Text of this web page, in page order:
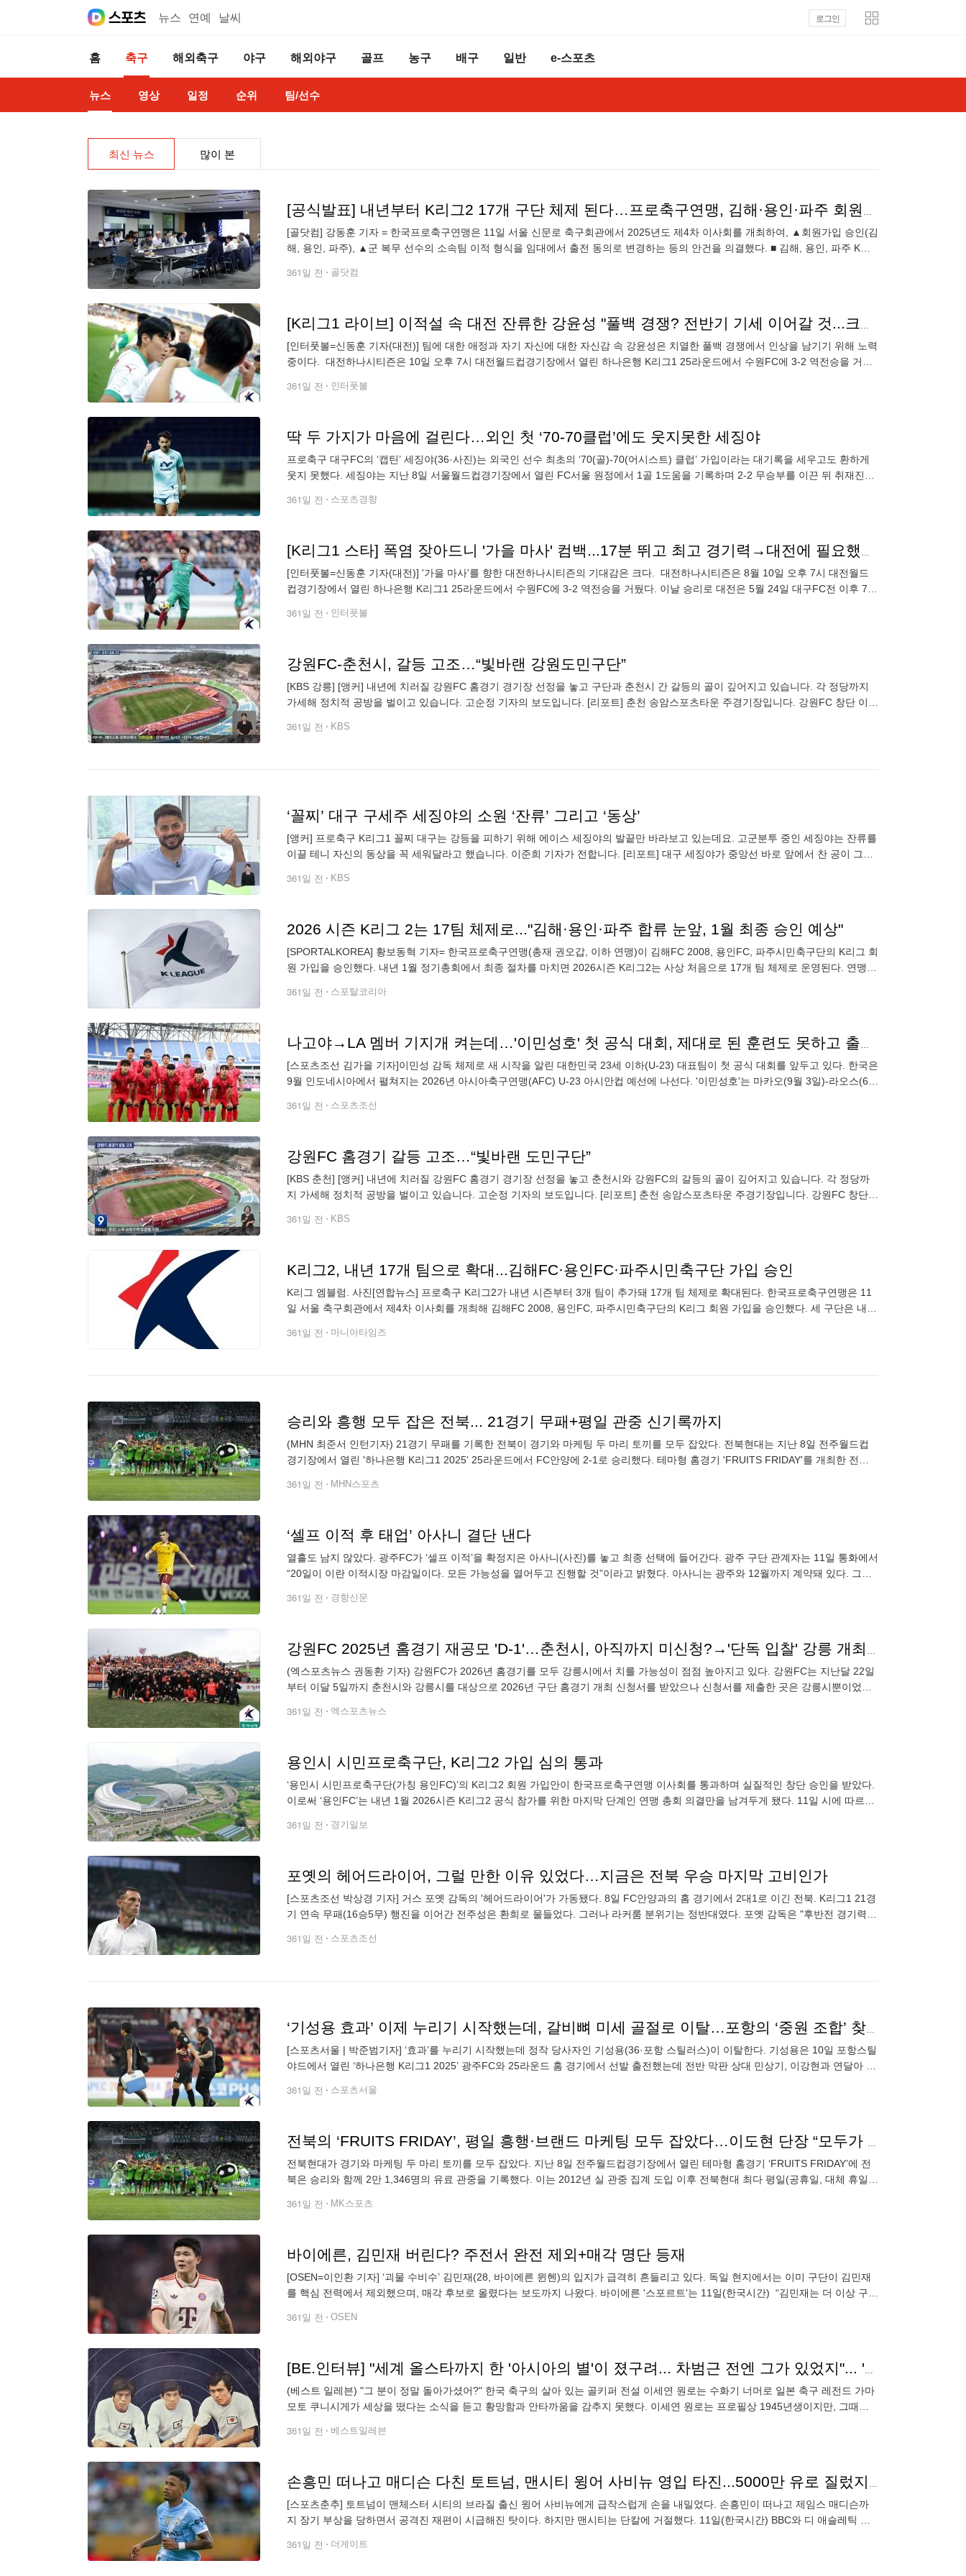
뉴스 연예 날씨 로그인
홈 축구 해외축구 야구 해외야구 골프 농구 배구 일반 e-스포츠
뉴스 영상 일정 순위 팀/선수
최신 뉴스 많이 본
[공식발표] 내년부터 K리그2 17개 구단 체제 된다…프로축구연맹, 김해·용인·파주 회원가입 승인
[골닷컴] 강동훈 기자 = 한국프로축구연맹은 11일 서울 신문로 축구회관에서 2025년도 제4차 이사회를 개최하여, ▲회원가입 승인(김
해, 용인, 파주), ▲군 복무 선수의 소속팀 이적 형식을 임대에서 출전 동의로 변경하는 등의 안건을 의결했다. ■ 김해, 용인, 파주 K리
361일 전 골닷컴
[K리그1 라이브] 이적설 속 대전 잔류한 강윤성 "풀백 경쟁? 전반기 기세 이어갈 것...크로스 좋아졌다"
[인터풋볼=신동훈 기자(대전)] 팀에 대한 애정과 자기 자신에 대한 자신감 속 강윤성은 치열한 풀백 경쟁에서 인상을 남기기 위해 노력
중이다. 대전하나시티즌은 10일 오후 7시 대전월드컵경기장에서 열린 하나은행 K리그1 25라운드에서 수원FC에 3-2 역전승을 거뒀
361일 전 인터풋볼
딱 두 가지가 마음에 걸린다…외인 첫 ‘70-70클럽’에도 웃지못한 세징야
프로축구 대구FC의 ‘캡틴’ 세징야(36·사진)는 외국인 선수 최초의 ‘70(골)-70(어시스트) 클럽’ 가입이라는 대기록을 세우고도 환하게
웃지 못했다. 세징야는 지난 8일 서울월드컵경기장에서 열린 FC서울 원정에서 1골 1도움을 기록하며 2-2 무승부를 이끈 뒤 취재진과
361일 전 스포츠경향
[K리그1 스타] 폭염 잦아드니 '가을 마사' 컴백...17분 뛰고 최고 경기력→대전에 필요했던 역할
[인터풋볼=신동훈 기자(대전)] '가을 마사'를 향한 대전하나시티즌의 기대감은 크다. 대전하나시티즌은 8월 10일 오후 7시 대전월드
컵경기장에서 열린 하나은행 K리그1 25라운드에서 수원FC에 3-2 역전승을 거뒀다. 이날 승리로 대전은 5월 24일 대구FC전 이후 78
361일 전 인터풋볼
강원FC-춘천시, 갈등 고조…“빛바랜 강원도민구단”
[KBS 강릉] [앵커] 내년에 치러질 강원FC 홈경기 경기장 선정을 놓고 구단과 춘천시 간 갈등의 골이 깊어지고 있습니다. 각 정당까지
가세해 정치적 공방을 벌이고 있습니다. 고순정 기자의 보도입니다. [리포트] 춘천 송암스포츠타운 주경기장입니다. 강원FC 창단 이후
361일 전 KBS
‘꼴찌’ 대구 구세주 세징야의 소원 ‘잔류’ 그리고 ‘동상’
[앵커] 프로축구 K리그1 꼴찌 대구는 강등을 피하기 위해 에이스 세징야의 발끝만 바라보고 있는데요. 고군분투 중인 세징야는 잔류를
이끌 테니 자신의 동상을 꼭 세워달라고 했습니다. 이준희 기자가 전합니다. [리포트] 대구 세징야가 중앙선 바로 앞에서 찬 공이 그대
361일 전 KBS
2026 시즌 K리그 2는 17팀 체제로..."김해·용인·파주 합류 눈앞, 1월 최종 승인 예상"
[SPORTALKOREA] 황보동혁 기자= 한국프로축구연맹(총재 권오갑, 이하 연맹)이 김해FC 2008, 용인FC, 파주시민축구단의 K리그 회
원 가입을 승인했다. 내년 1월 정기총회에서 최종 절차를 마치면 2026시즌 K리그2는 사상 처음으로 17개 팀 체제로 운영된다. 연맹은
361일 전 스포탈코리아
나고야→LA 멤버 기지개 켜는데…'이민성호' 첫 공식 대회, 제대로 된 훈련도 못하고 출격하나
[스포츠조선 김가을 기자]이민성 감독 체제로 새 시작을 알린 대한민국 23세 이하(U-23) 대표팀이 첫 공식 대회를 앞두고 있다. 한국은
9월 인도네시아에서 펼쳐지는 2026년 아시아축구연맹(AFC) U-23 아시안컵 예선에 나선다. '이민성호'는 마카오(9월 3일)-라오스(6
361일 전 스포츠조선
강원FC 홈경기 갈등 고조…“빛바랜 도민구단”
[KBS 춘천] [앵커] 내년에 치러질 강원FC 홈경기 경기장 선정을 놓고 춘천시와 강원FC의 갈등의 골이 깊어지고 있습니다. 각 정당까
지 가세해 정치적 공방을 벌이고 있습니다. 고순정 기자의 보도입니다. [리포트] 춘천 송암스포츠타운 주경기장입니다. 강원FC 창단
361일 전 KBS
K리그2, 내년 17개 팀으로 확대...김해FC·용인FC·파주시민축구단 가입 승인
K리그 엠블럼. 사진[연합뉴스] 프로축구 K리그2가 내년 시즌부터 3개 팀이 추가돼 17개 팀 체제로 확대된다. 한국프로축구연맹은 11
일 서울 축구회관에서 제4차 이사회를 개최해 김해FC 2008, 용인FC, 파주시민축구단의 K리그 회원 가입을 승인했다. 세 구단은 내년
361일 전 마니아타임즈
승리와 흥행 모두 잡은 전북... 21경기 무패+평일 관중 신기록까지
(MHN 최준서 인턴기자) 21경기 무패를 기록한 전북이 경기와 마케팅 두 마리 토끼를 모두 잡았다. 전북현대는 지난 8일 전주월드컵
경기장에서 열린 '하나은행 K리그1 2025' 25라운드에서 FC안양에 2-1로 승리했다. 테마형 홈경기 'FRUITS FRIDAY'를 개최한 전북
361일 전 MHN스포츠
‘셀프 이적 후 태업’ 아사니 결단 낸다
열흘도 남지 않았다. 광주FC가 ‘셀프 이적’을 확정지은 아사니(사진)를 놓고 최종 선택에 들어간다. 광주 구단 관계자는 11일 통화에서
“20일이 이란 이적시장 마감일이다. 모든 가능성을 열어두고 진행할 것”이라고 밝혔다. 아사니는 광주와 12월까지 계약돼 있다. 그러
361일 전 경향신문
강원FC 2025년 홈경기 재공모 'D-1'…춘천시, 아직까지 미신청?→'단독 입찰' 강릉 개최 가능성 UP
(엑스포츠뉴스 권동환 기자) 강원FC가 2026년 홈경기를 모두 강릉시에서 치를 가능성이 점점 높아지고 있다. 강원FC는 지난달 22일
부터 이달 5일까지 춘천시와 강릉시를 대상으로 2026년 구단 홈경기 개최 신청서를 받았으나 신청서를 제출한 곳은 강릉시뿐이었다.
361일 전 엑스포츠뉴스
용인시 시민프로축구단, K리그2 가입 심의 통과
‘용인시 시민프로축구단(가칭 용인FC)’의 K리그2 회원 가입안이 한국프로축구연맹 이사회를 통과하며 실질적인 창단 승인을 받았다.
이로써 ‘용인FC’는 내년 1월 2026시즌 K리그2 공식 참가를 위한 마지막 단계인 연맹 총회 의결만을 남겨두게 됐다. 11일 시에 따르면
361일 전 경기일보
포옛의 헤어드라이어, 그럴 만한 이유 있었다…지금은 전북 우승 마지막 고비인가
[스포츠조선 박상경 기자] 거스 포옛 감독의 '헤어드라이어'가 가동됐다. 8일 FC안양과의 홈 경기에서 2대1로 이긴 전북. K리그1 21경
기 연속 무패(16승5무) 행진을 이어간 전주성은 환희로 물들었다. 그러나 라커룸 분위기는 정반대였다. 포옛 감독은 "후반전 경기력이
361일 전 스포츠조선
‘기성용 효과’ 이제 누리기 시작했는데, 갈비뼈 미세 골절로 이탈…포항의 ‘중원 조합’ 찾기는 계속된다
[스포츠서울 | 박준범기자] ‘효과’를 누리기 시작했는데 정작 당사자인 기성용(36·포항 스틸러스)이 이탈한다. 기성용은 10일 포항스틸
야드에서 열린 ‘하나은행 K리그1 2025’ 광주FC와 25라운드 홈 경기에서 선발 출전했는데 전반 막판 상대 민상기, 이강현과 연달아 충
361일 전 스포츠서울
전북의 ‘FRUITS FRIDAY’, 평일 흥행·브랜드 마케팅 모두 잡았다…이도현 단장 “모두가 함께 만든 결과”
전북현대가 경기와 마케팅 두 마리 토끼를 모두 잡았다. 지난 8일 전주월드컵경기장에서 열린 테마형 홈경기 ‘FRUITS FRIDAY’에 전
북은 승리와 함께 2만 1,346명의 유료 관중을 기록했다. 이는 2012년 실 관중 집계 도입 이후 전북현대 최다 평일(공휴일, 대체 휴일
361일 전 MK스포츠
바이에른, 김민재 버린다? 주전서 완전 제외+매각 명단 등재
[OSEN=이인환 기자] ‘괴물 수비수’ 김민재(28, 바이에른 뮌헨)의 입지가 급격히 흔들리고 있다. 독일 현지에서는 이미 구단이 김민재
를 핵심 전력에서 제외했으며, 매각 후보로 올렸다는 보도까지 나왔다. 바이에른 '스포르트'는 11일(한국시간) “김민재는 더 이상 구단
361일 전 OSEN
[BE.인터뷰] "세계 올스타까지 한 '아시아의 별'이 졌구려... 차범근 전엔 그가 있었지"... '한일전 11년 무패' 韓 GK 전설이 추억하는 가마모토
(베스트 일레븐) "그 분이 정말 돌아가셨어?" 한국 축구의 살아 있는 골키퍼 전설 이세연 원로는 수화기 너머로 일본 축구 레전드 가마
모토 쿠니시게가 세상을 떴다는 소식을 듣고 황망함과 안타까움을 감추지 못했다. 이세연 원로는 프로필상 1945년생이지만, 그때는
361일 전 베스트일레븐
손흥민 떠나고 매디슨 다친 토트넘, 맨시티 윙어 사비뉴 영입 타진...5000만 유로 질렀지만 '칼차단' [스춘 해축]
[스포츠춘추] 토트넘이 맨체스터 시티의 브라질 출신 윙어 사비뉴에게 급작스럽게 손을 내밀었다. 손흥민이 떠나고 제임스 매디슨까
지 장기 부상을 당하면서 공격진 재편이 시급해진 탓이다. 하지만 맨시티는 단칼에 거절했다. 11일(한국시간) BBC와 디 애슬레틱 등
361일 전 더게이트